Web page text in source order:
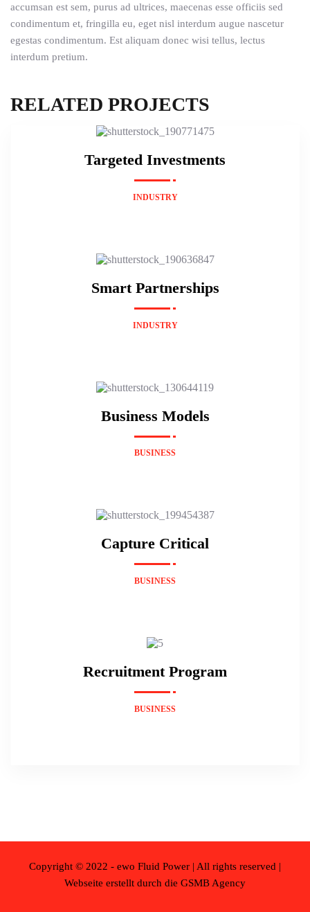
accumsan est sem, purus ad ultrices, maecenas esse officiis sed
condimentum et, fringilla eu, eget nisl interdum augue nascetur
egestas condimentum. Est aliquam donec wisi tellus, lectus
interdum pretium.
RELATED PROJECTS
Targeted Investments
INDUSTRY
Smart Partnerships
INDUSTRY
Business Models
BUSINESS
Capture Critical
BUSINESS
Recruitment Program
BUSINESS
Copyright © 2022 - ewo Fluid Power | All rights reserved |
Webseite erstellt durch die GSMB Agency